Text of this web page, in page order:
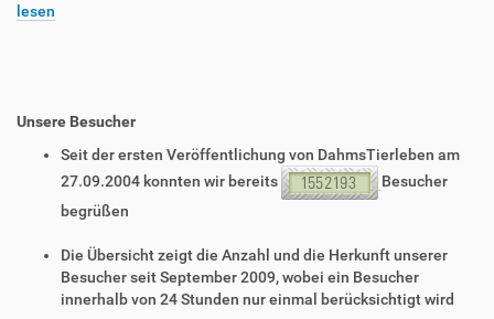
lesen
Unsere Besucher
Seit der ersten Veröffentlichung von DahmsTierleben am
27.09.2004 konnten wir bereits
Besucher
begrüßen
Die Übersicht zeigt die Anzahl und die Herkunft unserer
Besucher seit September 2009, wobei ein Besucher
innerhalb von 24 Stunden nur einmal berücksichtigt wird